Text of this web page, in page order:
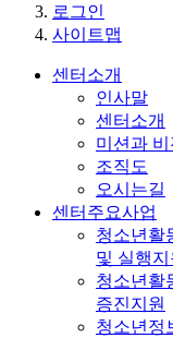
로그인
사이트맵
센터소개
인사말
센터소개
미션과 비
조직도
오시는길
센터주요사업
청소년활
및 실행지
청소년활
증진지원
청소년정